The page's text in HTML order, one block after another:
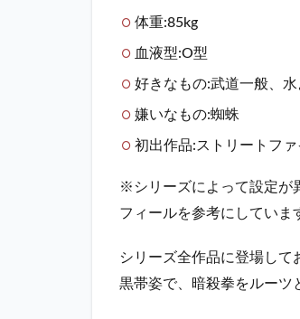
ス
ト
ー
ト
ァ
タ
リ
ウ
技
体重:85kg
血液型:O型
好きなもの:武道一般、
嫌いなもの:蜘蛛
初出作品:ストリートファ
※シリーズによって設定が
フィールを参考にしていま
シリーズ全作品に登場して
黒帯姿で、暗殺拳をルーツ